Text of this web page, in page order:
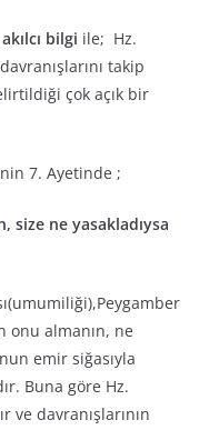
bilgi ile; Hz.
takip
çok açık bir
7. Ayetinde ;
size ne yasakladıysa
onu almanın, ne
emir siğasıyla
Buna göre Hz.
ve davranışlarının